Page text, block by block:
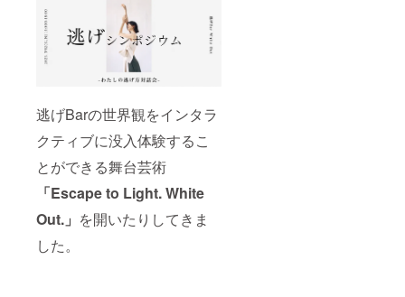
逃げBarの世界観をインタラ
クティブに没入体験するこ
とができる舞台芸術
「Escape to Light. White
Out.」 を開いたりしてきま
した。